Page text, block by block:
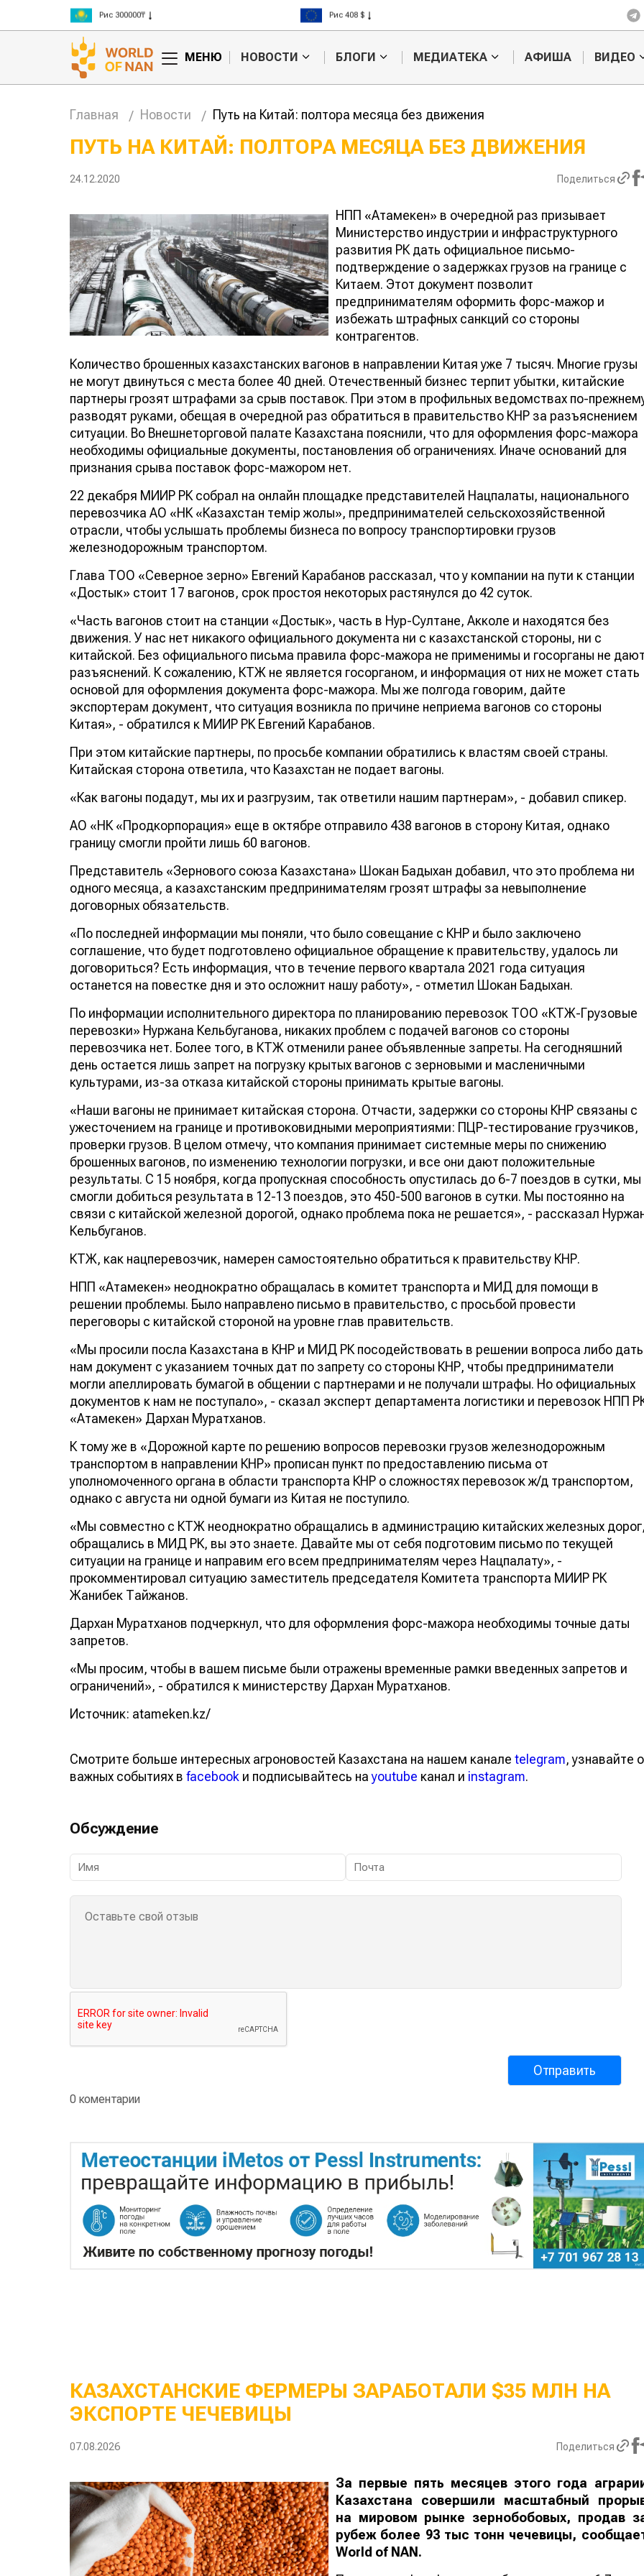
Рис 300000₸
Пшеница 3 класс 125000₸
Рис 408 $
Пшеница 423 $
МЕНЮ НОВОСТИ БЛОГИ МЕДИАТЕКА АФИША ВИДЕО
Главная Новости Путь на Китай: полтора месяца без движения
ПУТЬ НА КИТАЙ: ПОЛТОРА МЕСЯЦА БЕЗ ДВИЖЕНИЯ
24.12.2020 Поделиться
НПП «Атамекен» в очередной раз призывает
Министерство индустрии и инфраструктурного
развития РК дать официальное письмо-
подтверждение о задержках грузов на границе с
Китаем. Этот документ позволит
предпринимателям оформить форс-мажор и
избежать штрафных санкций со стороны
контрагентов.
Количество брошенных казахстанских вагонов в направлении Китая уже 7 тысяч. Многие грузы
не могут двинуться с места более 40 дней. Отечественный бизнес терпит убытки, китайские
партнеры грозят штрафами за срыв поставок. При этом в профильных ведомствах по-
разводят руками, обещая в очередной раз обратиться в правительство КНР за разъяснением
ситуации. Во Внешнеторговой палате Казахстана пояснили, что для оформления форс-мажора
необходимы официальные документы, постановления об ограничениях. Иначе оснований для
признания срыва поставок форс-мажором нет.
22 декабря МИИР РК собрал на онлайн площадке представителей Нацпалаты, национального
перевозчика АО «НК «Казахстан темір жолы», предпринимателей сельскохозяйственной
отрасли, чтобы услышать проблемы бизнеса по вопросу транспортировки грузов
железнодорожным транспортом.
Глава ТОО «Северное зерно» Евгений Карабанов рассказал, что у компании на пути к станции
«Достык» стоит 17 вагонов, срок простоя некоторых растянулся до 42 суток.
«Часть вагонов стоит на станции «Достык», часть в Нур-Султане, Акколе и находятся без
движения. У нас нет никакого официального документа ни с казахстанской стороны, ни с
китайской. Без официального письма правила форс-мажора не применимы и госорганы не
разъяснений. К сожалению, КТЖ не является госорганом, и информация от них не может стать
основой для оформления документа форс-мажора. Мы же полгода говорим, дайте
экспортерам документ, что ситуация возникла по причине неприема вагонов со стороны
Китая», - обратился к МИИР РК Евгений Карабанов.
При этом китайские партнеры, по просьбе компании обратились к властям своей страны.
Китайская сторона ответила, что Казахстан не подает вагоны.
«Как вагоны подадут, мы их и разгрузим, так ответили нашим партнерам», - добавил спикер.
АО «НК «Продкорпорация» еще в октябре отправило 438 вагонов в сторону Китая, однако
границу смогли пройти лишь 60 вагонов.
Представитель «Зернового союза Казахстана» Шокан Бадыхан добавил, что это проблема ни
одного месяца, а казахстанским предпринимателям грозят штрафы за невыполнение
договорных обязательств.
«По последней информации мы поняли, что было совещание с КНР и было заключено
соглашение, что будет подготовлено официальное обращение к правительству, удалось ли
договориться? Есть информация, что в течение первого квартала 2021 года ситуация
останется на повестке дня и это осложнит нашу работу», - отметил Шокан Бадыхан.
По информации исполнительного директора по планированию перевозок ТОО «КТЖ-Грузовые
перевозки» Нуржана Кельбуганова, никаких проблем с подачей вагонов со стороны
перевозчика нет. Более того, в КТЖ отменили ранее объявленные запреты. На сегодняшний
день остается лишь запрет на погрузку крытых вагонов с зерновыми и масленичными
культурами, из-за отказа китайской стороны принимать крытые вагоны.
«Наши вагоны не принимает китайская сторона. Отчасти, задержки со стороны КНР связаны с
ужесточением на границе и противоковидными мероприятиями: ПЦР-тестирование грузчиков,
проверки грузов. В целом отмечу, что компания принимает системные меры по снижению
брошенных вагонов, по изменению технологии погрузки, и все они дают положительные
результаты. С 15 ноября, когда пропускная способность опустилась до 6-7 поездов в сутки, мы
смогли добиться результата в 12-13 поездов, это 450-500 вагонов в сутки. Мы постоянно на
связи с китайской железной дорогой, однако проблема пока не решается», - рассказал
Кельбуганов.
КТЖ, как нацперевозчик, намерен самостоятельно обратиться к правительству КНР.
НПП «Атамекен» неоднократно обращалась в комитет транспорта и МИД для помощи в
решении проблемы. Было направлено письмо в правительство, с просьбой провести
переговоры с китайской стороной на уровне глав правительств.
«Мы просили посла Казахстана в КНР и МИД РК посодействовать в решении вопроса либо дать
нам документ с указанием точных дат по запрету со стороны КНР, чтобы предприниматели
могли апеллировать бумагой в общении с партнерами и не получали штрафы. Но официальных
документов к нам не поступало», - сказал эксперт департамента логистики и перевозок НПП
«Атамекен» Дархан Муратханов.
К тому же в «Дорожной карте по решению вопросов перевозки грузов железнодорожным
транспортом в направлении КНР» прописан пункт по предоставлению письма от
уполномоченного органа в области транспорта КНР о сложностях перевозок ж/д транспортом,
однако с августа ни одной бумаги из Китая не поступило.
«Мы совместно с КТЖ неоднократно обращались в администрацию китайских железных
обращались в МИД РК, вы это знаете. Давайте мы от себя подготовим письмо по текущей
ситуации на границе и направим его всем предпринимателям через Нацпалату», -
прокомментировал ситуацию заместитель председателя Комитета транспорта МИИР РК
Жанибек Тайжанов.
Дархан Муратханов подчеркнул, что для оформления форс-мажора необходимы точные даты
запретов.
«Мы просим, чтобы в вашем письме были отражены временные рамки введенных запретов и
ограничений», - обратился к министерству Дархан Муратханов.
Источник: atameken.kz/
Смотрите больше интересных агроновостей Казахстана на нашем канале telegram, узнавайте о
важных событиях в facebook и подписывайтесь наyoutube канал и instagram.
Обсуждение
0 коментарии
Казахстан по темпам роста
КАЗАХСТАНСКИЕ ФЕРМЕРЫ ЗАРАБОТАЛИ $35 МЛН НА
ЭКСПОРТЕ ЧЕЧЕВИЦЫ
07.08.2026 Поделиться
За первые пять месяцев этого года
Казахстана совершили масштабный
на мировом рынке зернобобовых, продав
рубеж более 93 тыс тонн чечевицы,
World of NAN .